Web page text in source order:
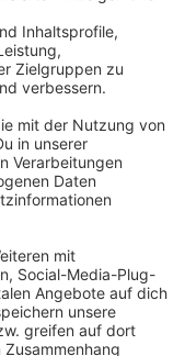
waren am 16.
Homepage